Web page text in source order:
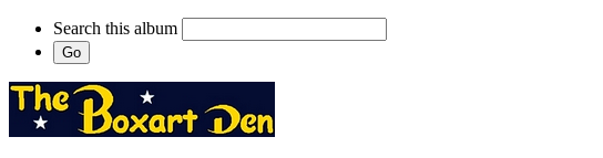
Search this album